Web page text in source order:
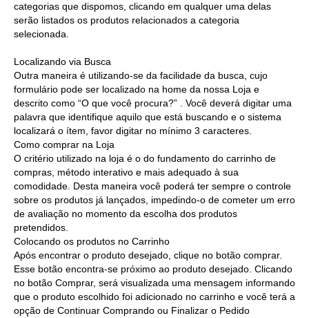
categorias que dispomos, clicando em qualquer uma delas
serão listados os produtos relacionados a categoria
selecionada.
Localizando via Busca
Outra maneira é utilizando-se da facilidade da busca, cujo
formulário pode ser localizado na home da nossa Loja e
descrito como “O que você procura?” . Você deverá digitar uma
palavra que identifique aquilo que está buscando e o sistema
localizará o ítem, favor digitar no mínimo 3 caracteres.
Como comprar na Loja
O critério utilizado na loja é o do fundamento do carrinho de
compras, método interativo e mais adequado à sua
comodidade. Desta maneira você poderá ter sempre o controle
sobre os produtos já lançados, impedindo-o de cometer um erro
de avaliação no momento da escolha dos produtos
pretendidos.
Colocando os produtos no Carrinho
Após encontrar o produto desejado, clique no botão comprar.
Esse botão encontra-se próximo ao produto desejado. Clicando
no botão Comprar, será visualizada uma mensagem informando
que o produto escolhido foi adicionado no carrinho e você terá a
opção de Continuar Comprando ou Finalizar o Pedido